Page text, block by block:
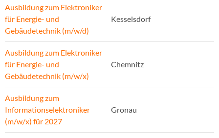
Ausbildung zum Elektroniker
für Energie- und
Gebäudetechnik (m/w/d)
Kesselsdorf
Ausbildung zum Elektroniker
für Energie- und
Gebäudetechnik (m/w/x)
Chemnitz
Ausbildung zum
Informationselektroniker
(m/w/x) für 2027
Gronau